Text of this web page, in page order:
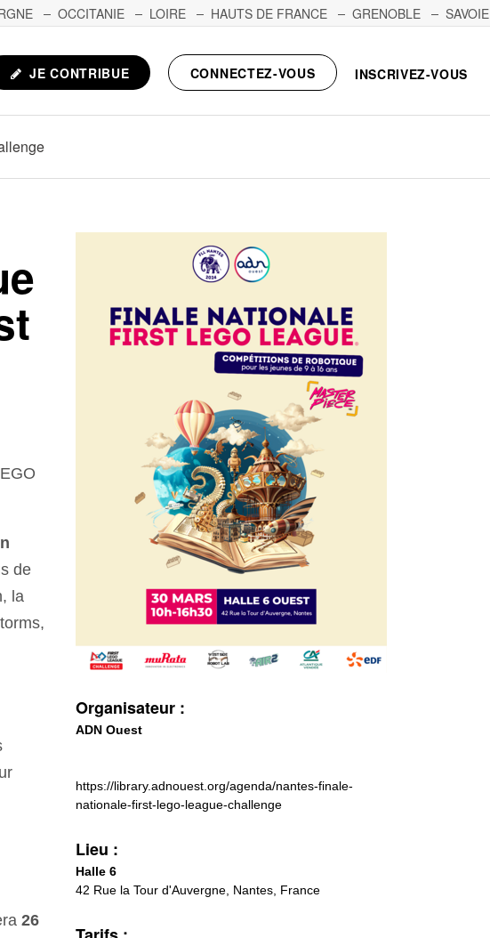
OCCITANIE LOIRE HAUTS DE FRANCE GRENOBLE
SAVOIE
JE CONTRIBUE CONNECTEZ-VOUS INSCRIVEZ-VOUS
de
la
26
Organisateur :
ADN Ouest
https://library.adnouest.org/agenda/nantes-finale-
nationale-first-lego-league-challenge
Lieu :
Halle 6
42 Rue la Tour d'Auvergne, Nantes, France